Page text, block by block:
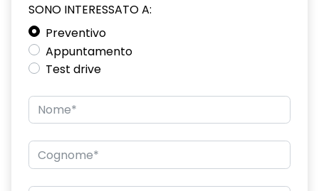
Maniglie esterne in tinta
Pacchetto sicurezza
Riconoscimento segnali stradali
Sedili anteriori regolabili
SONO INTERESSATO A:
Preventivo
Appuntamento
Test drive